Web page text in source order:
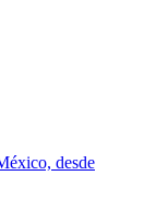
desde